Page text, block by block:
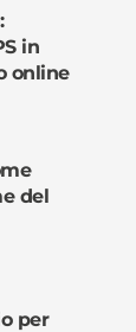
in
online
del
per